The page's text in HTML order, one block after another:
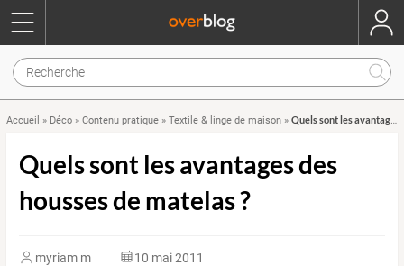
Accueil » Déco » Contenu pratique » Textile & linge de maison » Quels sont les avantages des housses de matelas ?
Quels sont les avantages des
housses de matelas ?
myriam m 10 mai 2011